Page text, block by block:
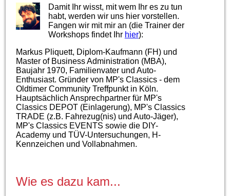
Damit Ihr wisst, mit wem Ihr es zu tun
habt, werden wir uns hier vorstellen.
Fangen wir mit mir an (die Trainer der
Workshops findet Ihr hier):
Markus Pliquett, Diplom-Kaufmann (FH) und
Master of Business Administration (MBA),
Baujahr 1970, Familienvater und Auto-
Enthusiast. Gründer von MP's Classics - dem
Oldtimer Community Treffpunkt in Köln.
Hauptsächlich Ansprechpartner für MP's
Classics DEPOT (Einlagerung), MP's Classics
TRADE (z.B. Fahrezug(nis) und Auto-Jäger),
MP's Classics EVENTS sowie die DIY-
Academy und TÜV-Untersuchungen, H-
Kennzeichen und Vollabnahmen.
Wie es dazu kam...